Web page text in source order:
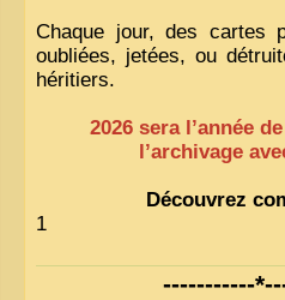
Chaque jour, des cartes
oubliées, jetées, ou
héritiers.
2026 sera l’année
l’archivage
Découvrez
1
-----------